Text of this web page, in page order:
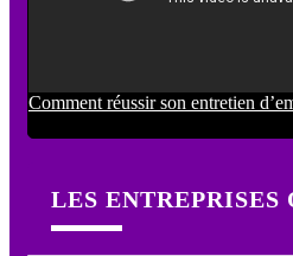
Comment réussir son entretien
LES ENTREPRISES